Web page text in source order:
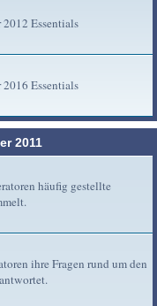
Essentials
Essentials
2011
häufig gestellte
ihre Fragen rund um den